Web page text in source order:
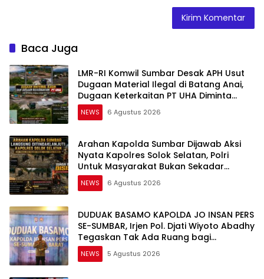
Baca Juga
LMR-RI Komwil Sumbar Desak APH Usut
Dugaan Material Ilegal di Batang Anai,
Dugaan Keterkaitan PT UHA Diminta
Diselidiki Tuntas
NEWS 6 Agustus 2026
Arahan Kapolda Sumbar Dijawab Aksi
Nyata Kapolres Solok Selatan, Polri
Untuk Masyarakat Bukan Sekadar
Slogan
NEWS 6 Agustus 2026
DUDUAK BASAMO KAPOLDA JO INSAN PERS
SE-SUMBAR, Irjen Pol. Djati Wiyoto Abadhy
Tegaskan Tak Ada Ruang bagi
Pelanggar Hukum di Internal Polri
NEWS 5 Agustus 2026